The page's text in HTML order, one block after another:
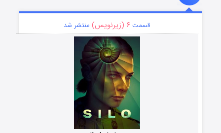
قسمت ۶ (زیرنویس) منتشر شد